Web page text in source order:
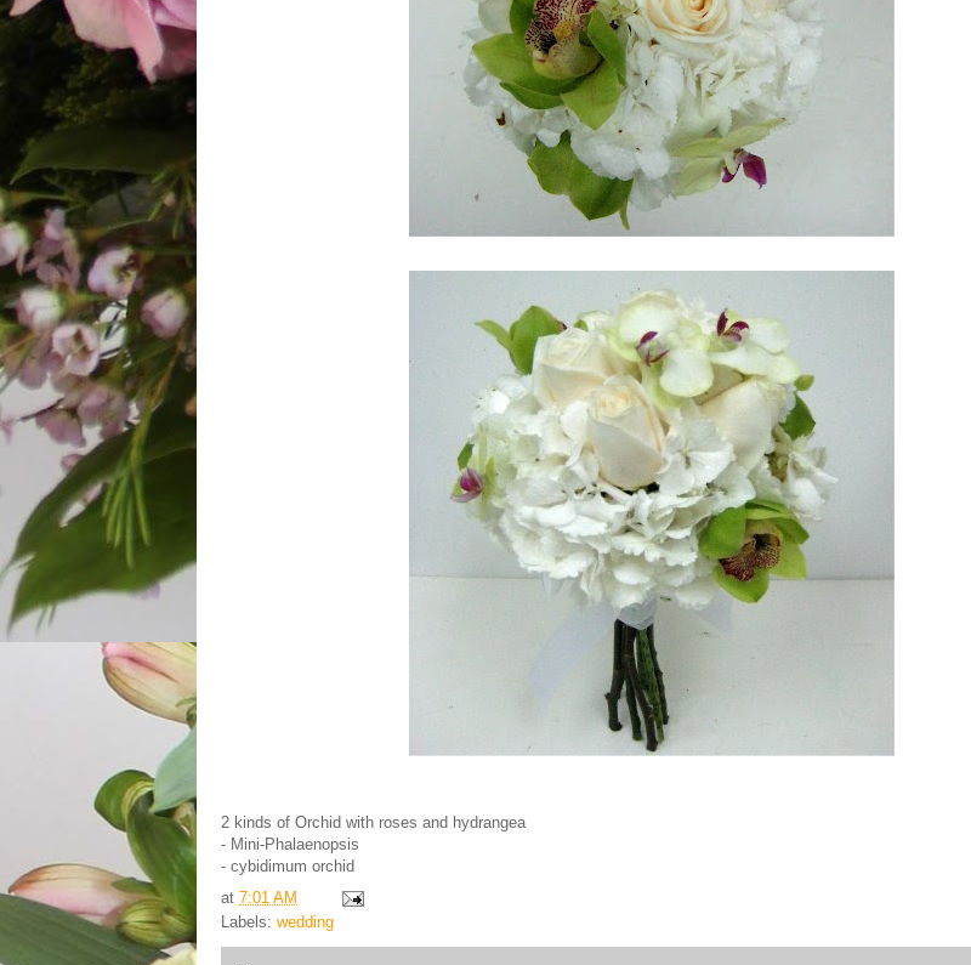
2 kinds of Orchid with roses and hydrangea
- Mini-Phalaenopsis
- cybidimum orchid
at 7:01 AM
Labels: wedding